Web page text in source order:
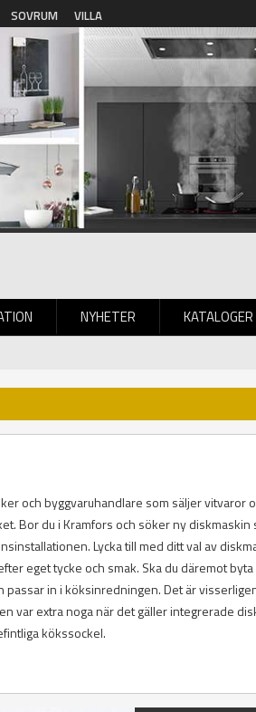
SOVRUM VILLA
NYHETER KATALOGER
och byggvaruhandlare som säljer vitvaror
Bor du i Kramfors och söker ny diskmaskin
Lycka till med ditt val av
eget tycke och smak. Ska du däremot
in i köksinredningen. Det är
var extra noga när det gäller integrerade
kökssockel.